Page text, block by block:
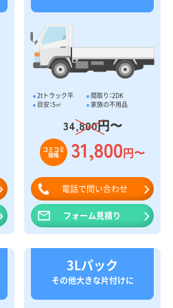
2tトラック平
間取り：2DK
目安：5㎥
家族の不用品
34,800円〜
コミコミ
価格 31,800円〜
電話で問い合わせ
フォーム見積り
3Lパック
その他大きな片付けに